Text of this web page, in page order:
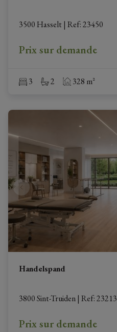
3500 Hasselt | Ref: 23450
Prix sur demande
3 2 328 m²
Handelspand
3800 Sint-Truiden | Ref: 23213
Prix sur demande